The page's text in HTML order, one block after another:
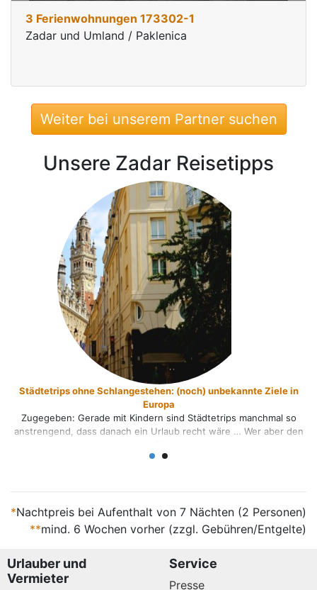
3 Ferienwohnungen 173302-1
Zadar und Umland / Paklenica
Weiter bei unserem Partner suchen
Unsere Zadar Reisetipps
ohne Schlangestehen: (noch) unbekannte Ziele in
Gerade mit Kindern sind Städtetrips manchmal so
dass danach ein Urlaub recht wäre … Wer aber den
auf Entdeckungstour geht, erlebt oft eine perfekte
*Nachtpreis bei Aufenthalt von 7 Nächten (2 Personen)
**mind. 6 Wochen vorher (zzgl. Gebühren/Entgelte)
Urlauber und
Vermieter
Service
Presse